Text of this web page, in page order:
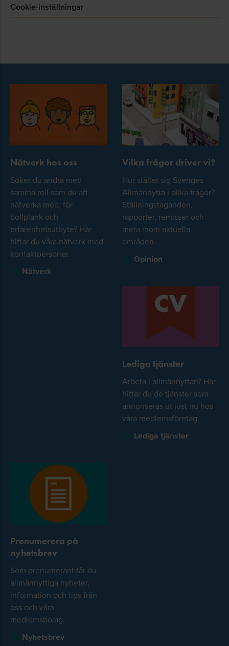
Cookie-inställningar
Nätverk hos oss
Söker du andra med
samma roll som du att
nätverka med, för
bollplank och
erfarenhetsutbyte? Här
hittar du våra nätverk med
kontaktpersoner.
Nätverk
Vilka frågor driver vi?
Hur ställer sig Sveriges
Allmännytta i olika frågor?
Ställningstaganden,
rapporter, remisser och
mera inom aktuella
områden.
Opinion
Lediga tjänster
Arbeta i allmännyttan? Här
hittar du de tjänster som
annonseras ut just nu hos
våra medlemsföretag.
Lediga tjänster
Prenumerera på
nyhetsbrev
Som prenumerant får du
allmännyttiga nyheter,
information och tips från
oss och våra
medlemsbolag.
Nyhetsbrev